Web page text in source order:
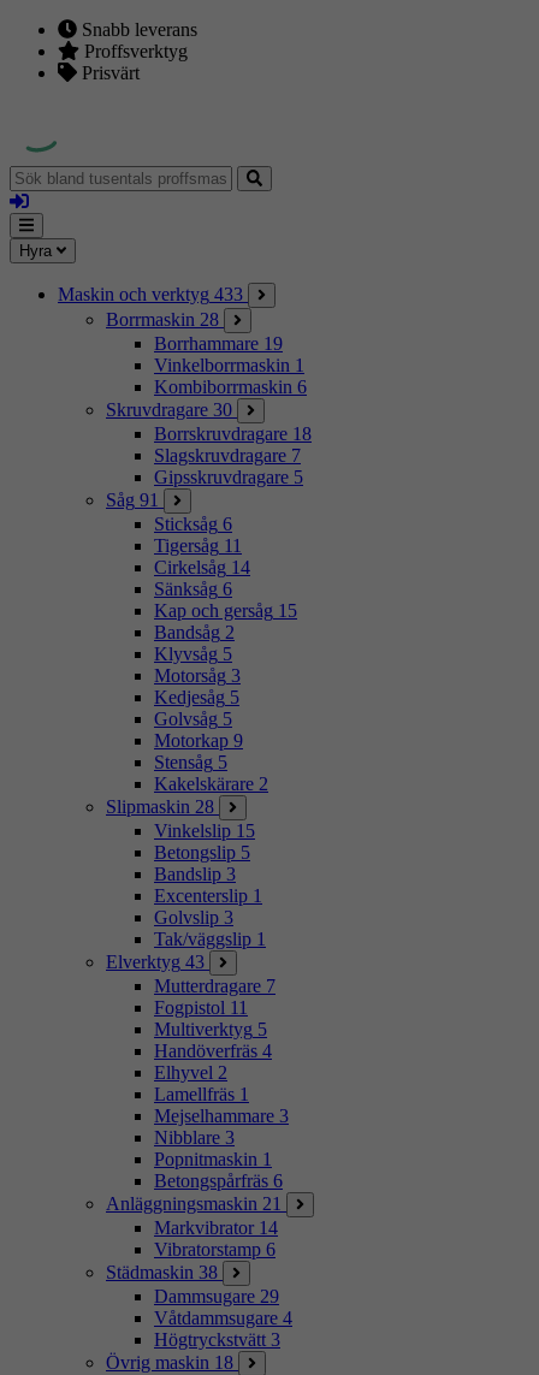
Snabb leverans
Proffsverktyg
Prisvärt
Sök
bland
tusentals
proffsmaskiner
Logga
in
Mina
sidor
Meny
Hyra
Maskin och verktyg 433
Borrmaskin 28
Borrhammare 19
Vinkelborrmaskin 1
Kombiborrmaskin 6
Skruvdragare 30
Borrskruvdragare 18
Slagskruvdragare 7
Gipsskruvdragare 5
Såg 91
Sticksåg 6
Tigersåg 11
Cirkelsåg 14
Sänksåg 6
Kap och gersåg 15
Bandsåg 2
Klyvsåg 5
Motorsåg 3
Kedjesåg 5
Golvsåg 5
Motorkap 9
Stensåg 5
Kakelskärare 2
Slipmaskin 28
Vinkelslip 15
Betongslip 5
Bandslip 3
Excenterslip 1
Golvslip 3
Tak/väggslip 1
Elverktyg 43
Mutterdragare 7
Fogpistol 11
Multiverktyg 5
Handöverfräs 4
Elhyvel 2
Lamellfräs 1
Mejselhammare 3
Nibblare 3
Popnitmaskin 1
Betongspårfräs 6
Anläggningsmaskin 21
Markvibrator 14
Vibratorstamp 6
Städmaskin 38
Dammsugare 29
Våtdammsugare 4
Högtryckstvätt 3
Övrig maskin 18